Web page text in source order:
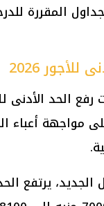
المقررة
2026
رفع الحد
مواجهة أعباء
الجديد، يرتفع